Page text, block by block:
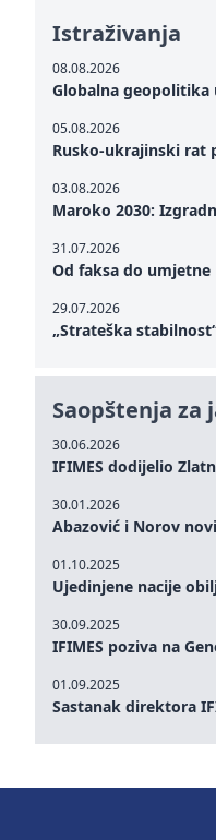
Saopštenja za
30.06.2026
30.01.2026
01.10.2025
30.09.2025
01.09.2025
Istraživanja
08.08.2026
05.08.2026
Rusko-ukrajinski rat
03.08.2026
31.07.2026
29.07.2026